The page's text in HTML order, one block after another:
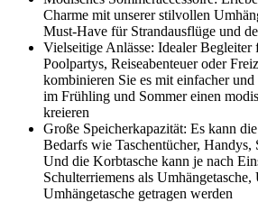
Charme mit unserer stilvollen
Must-Have für Strandausflüge und
Vielseitige Anlässe: Idealer Begleiter
Poolpartys, Reiseabenteuer oder
kombinieren Sie es mit einfacher
im Frühling und Sommer einen
kreieren
Große Speicherkapazität: Es kann
Bedarfs wie Taschentücher, Handys,
Und die Korbtasche kann je nach
Schulterriemens als Umhängetasche,
Umhängetasche getragen werden